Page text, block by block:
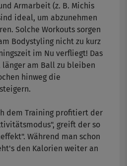
Armarbeit (z. B. Michis
ideal, um abzunehmen
Solche Workouts sorgen
Bodystyling nicht zu kurz
im Nu verfliegt! Das
länger am Ball zu bleiben
hinweg die
dem Training profitiert der
greift der so
Während man schon
den Kalorien weiter an